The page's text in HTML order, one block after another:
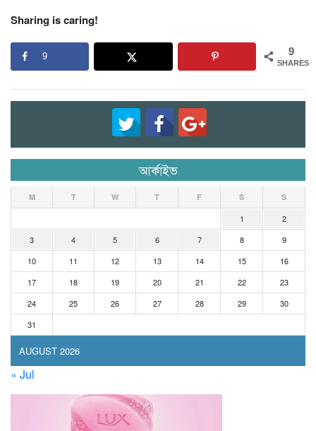
Sharing is caring!
9
SHARES
9
আর্কাইভ
AUGUST 2026
M T W T F S S
1
2
3
4 5 6 7 8
9
10
11 12 13 14 15
16
17
18 19 20 21 22
23
24
25 26 27 28 29
30
31
« Jul